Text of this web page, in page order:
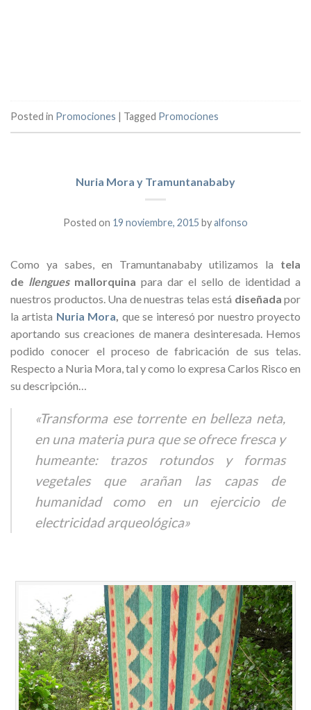
Posted in Promociones | Tagged Promociones
Nuria Mora y Tramuntanababy
Posted on 19 noviembre, 2015 byalfonso
Como ya sabes, en Tramuntanababy utilizamos la tela
de llengues mallorquina para dar el sello de identidad a
nuestros productos. Una de nuestras telas está diseñada por
la artista Nuria Mora que se interesó por nuestro proyecto
aportando sus creaciones de manera desinteresada. Hemos
podido conocer el proceso de fabricación de sus telas.
Respecto a Nuria Mora, tal y como lo expresa Carlos Risco en
su descripción…
«Transforma ese torrente en belleza neta,
en una materia pura que se ofrece fresca y
humeante: trazos rotundos y formas
vegetales que arañan las capas de
humanidad como en un ejercicio de
electricidad arqueológica»